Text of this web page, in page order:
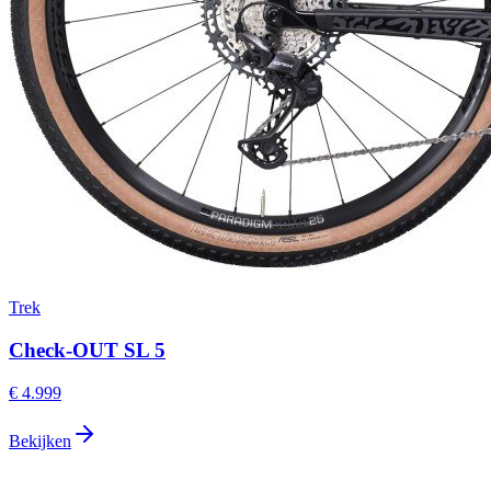
Trek
Check-OUT SL 5
€ 4.999
Bekijken